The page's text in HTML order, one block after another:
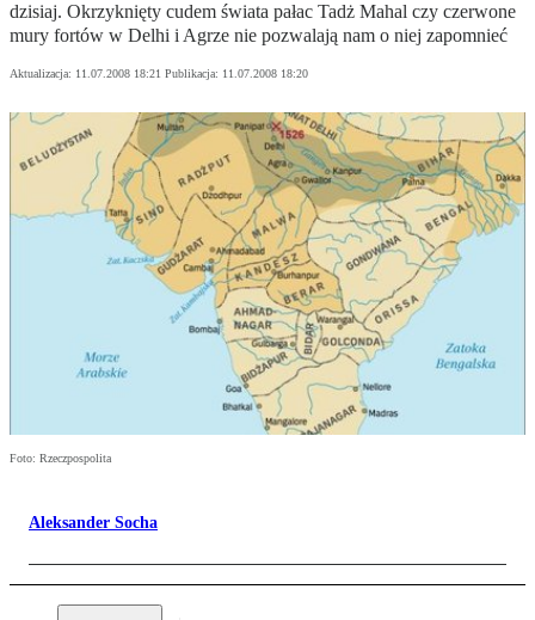
dzisiaj. Okrzyknięty cudem świata pałac Tadż Mahal czy czerwone
mury fortów w Delhi i Agrze nie pozwalają nam o niej zapomnieć
Aktualizacja: 11.07.2008 18:21 Publikacja: 11.07.2008 18:20
Foto: Rzeczpospolita
Aleksander Socha